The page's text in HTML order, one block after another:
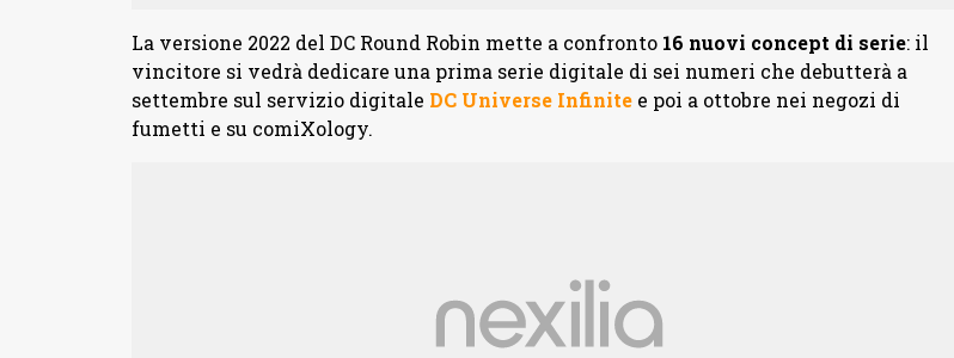
La versione 2022 del DC Round Robin mette a confronto 16 nuovi concept di serie: il
vincitore si vedrà dedicare una prima serie digitale di sei numeri che debutterà a
settembre sul servizio digitale DC Universe Infinitee poi a ottobre nei negozi di
fumetti e su comiXology.